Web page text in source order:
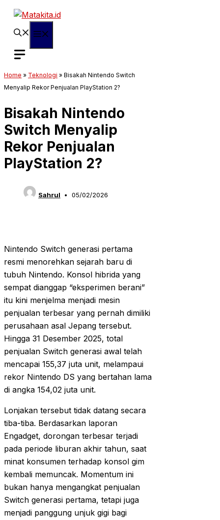
Langsung
Home » Teknologi » Bisakah Nintendo Switch
Menyalip Rekor Penjualan PlayStation 2?
Bisakah Nintendo
Switch Menyalip
Rekor Penjualan
PlayStation 2?
Sahrul 05/02/2026
Nintendo Switch generasi pertama
resmi menorehkan sejarah baru di
tubuh Nintendo. Konsol hibrida yang
sempat dianggap “eksperimen berani”
itu kini menjelma menjadi mesin
penjualan terbesar yang pernah dimiliki
perusahaan asal Jepang tersebut.
Hingga 31 Desember 2025, total
penjualan Switch generasi awal telah
mencapai 155,37 juta unit, melampaui
rekor Nintendo DS yang bertahan lama
di angka 154,02 juta unit.
Lonjakan tersebut tidak datang secara
tiba-tiba. Berdasarkan laporan
Engadget, dorongan terbesar terjadi
pada periode liburan akhir tahun, saat
minat konsumen terhadap konsol gim
kembali memuncak. Momentum ini
bukan hanya mengangkat penjualan
Switch generasi pertama, tetapi juga
menjadi panggung unjuk gigi bagi